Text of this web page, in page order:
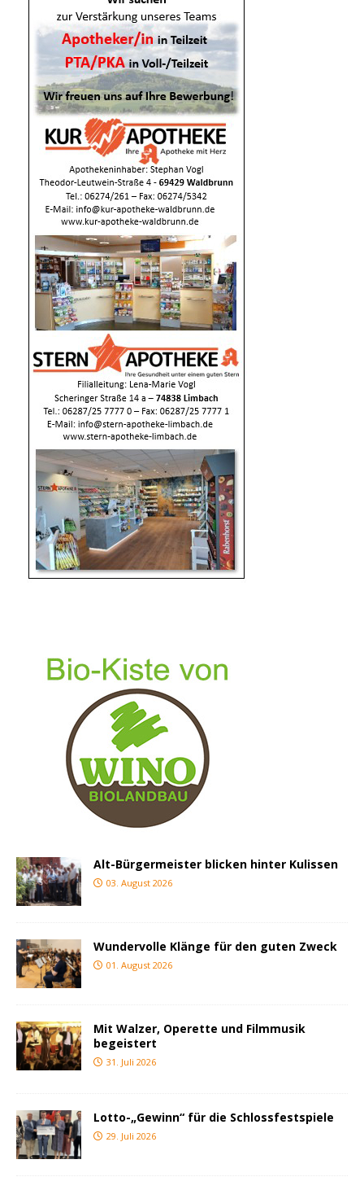
Alt-Bürgermeister blicken hinter Kulissen
03. August 2026
Wundervolle Klänge für den guten Zweck
01. August 2026
Mit Walzer, Operette und Filmmusik
begeistert
31. Juli 2026
Lotto-„Gewinn“ für die Schlossfestspiele
29. Juli 2026